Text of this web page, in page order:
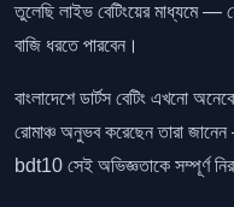
তুলেছি লাইভ বেটিংয়ের মাধ্যমে —
বাজি ধরতে পারবেন।
বাংলাদেশে ডার্টস বেটিং এখনো
রোমাঞ্চ অনুভব করেছেন তারা
bdt10 সেই অভিজ্ঞতাকে সম্পূর্ণ